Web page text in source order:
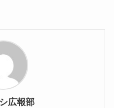
広報部